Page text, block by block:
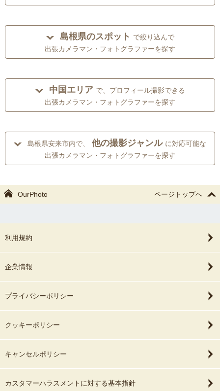
島根県のスポット で絞り込んで
出張カメラマン・フォトグラファーを探す
中国エリア で、プロフィール撮影できる
出張カメラマン・フォトグラファーを探す
島根県安来市内で、 他の撮影ジャンル に対応可能な
出張カメラマン・フォトグラファーを探す
OurPhoto ページトップへ
利用規約
企業情報
プライバシーポリシー
クッキーポリシー
キャンセルポリシー
カスタマーハラスメントに対する基本指針